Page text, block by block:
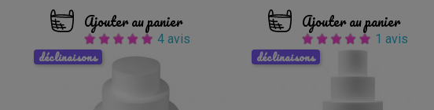
Ajouter au panier
4 avis
Ajouter au panier
1 avis
déclinaisons déclinaisons